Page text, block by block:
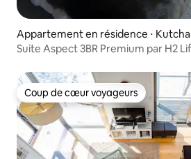
Appartement en résidence ⋅
Suite Aspect 3BR Premium par H2
Coup de cœur voyageurs
Coup de cœur voyageurs